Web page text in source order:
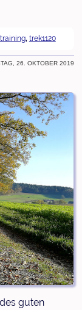
training, trek1120
26. Oktober 2019
guten